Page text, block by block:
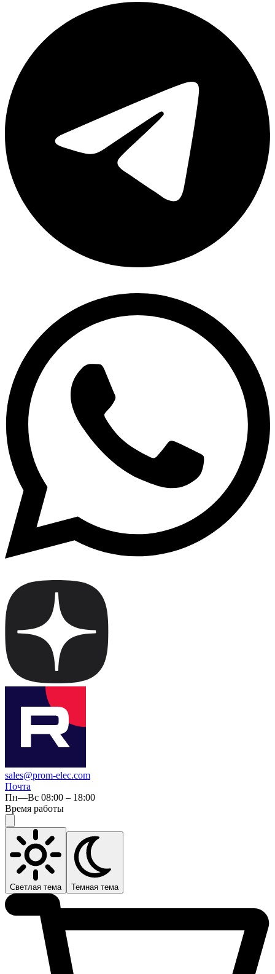
sales@prom-elec.com
Почта
Пн—Вс 08:00 – 18:00
Время работы
Светлая тема Темная тема